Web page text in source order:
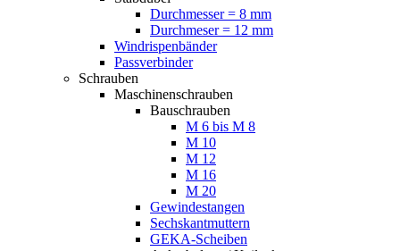
Durchmesser = 8 mm
Durchmeser = 12 mm
Windrispenbänder
Passverbinder
Schrauben
Maschinenschrauben
Bauschrauben
M 6 bis M 8
M 10
M 12
M 16
M 20
Gewindestangen
Sechskantmuttern
GEKA-Scheiben